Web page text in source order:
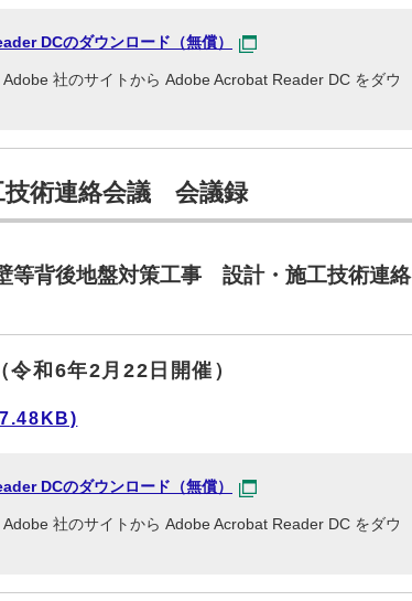
DCのダウンロード（無償）
社のサイトから Adobe Acrobat Reader DC をダウ
技術連絡会議 会議録
背後地盤対策工事 設計・施工技術連絡
和6年2月22日開催）
DCのダウンロード（無償）
社のサイトから Adobe Acrobat Reader DC をダウ